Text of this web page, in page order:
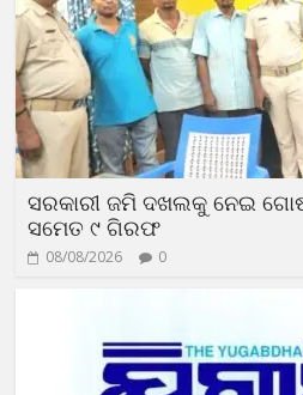
ସରକାରୀ ଜମି ଦଖଲକୁ ନେଇ
ସମେତ ୯ ଗିରଫ
08/08/2026 0